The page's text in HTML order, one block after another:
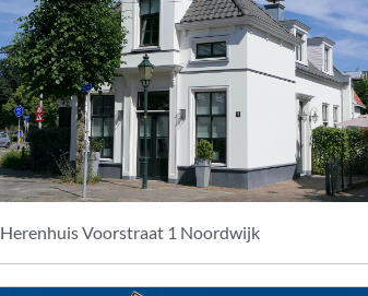
Herenhuis Voorstraat 1 Noordwijk